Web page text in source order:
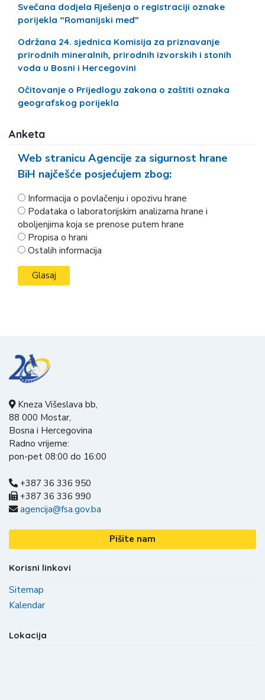
Svečana dodjela Rješenja o registraciji oznake
porijekla “Romanijski med”
Održana 24. sjednica Komisija za priznavanje
prirodnih mineralnih, prirodnih izvorskih i stonih
voda u Bosni i Hercegovini
Očitovanje o Prijedlogu zakona o zaštiti oznaka
geografskog porijekla
Anketa
Web stranicu Agencije za sigurnost hrane
BiH najčešće posjećujem zbog:
Informacija o povlačenju i opozivu hrane
Podataka o laboratorijskim analizama hrane i
oboljenjima koja se prenose putem hrane
Propisa o hrani
Ostalih informacija
Kneza Višeslava bb,
88 000 Mostar,
Bosna i Hercegovina
Radno vrijeme:
pon-pet 08:00 do 16:00
+387 36 336 950
+387 36 336 990
agencija@fsa.gov.ba
Pišite nam
Korisni linkovi
Sitemap
Kalendar
Lokacija